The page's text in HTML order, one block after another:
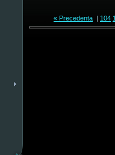
« Precedenta | 104